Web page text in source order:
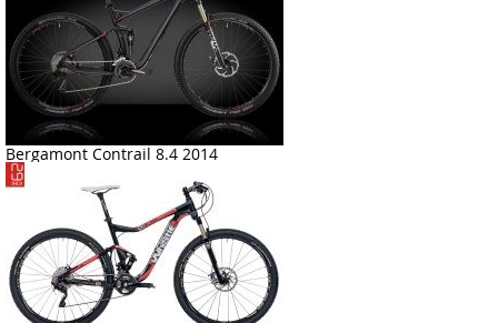
Bergamont Contrail 8.4 2014